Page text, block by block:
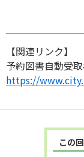
【関連リンク】
予約図書自動受
https://
この